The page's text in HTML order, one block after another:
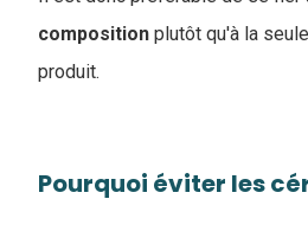
composition plutôt qu'à la
produit.
Pourquoi éviter les